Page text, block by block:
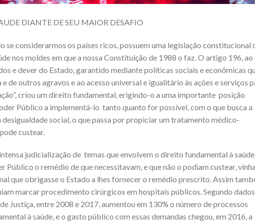
DIANTE DE SEU MAIOR DESAFIO
se considerarmos os países ricos, possuem uma legislação constitucional
nos moldes em que a nossa Constituição de 1988 o faz. O artigo 196, ao
s e dever do Estado, garantido mediante políticas sociais e econômicas
de outros agravos e ao acesso universal e igualitário às ações e serviços
, criou um direito fundamental, erigindo-o a uma importante posição
Público a implementá-lo tanto quanto for possível, com o que busca a
social, o que passa por propiciar um tratamento médico-
custear.
judicialização de temas que envolvem o direito fundamental à
Público o remédio de que necessitavam, e que não o podiam custear,
que obrigasse o Estado a lhes fornecer o remédio prescrito. Assim
marcar procedimento cirúrgicos em hospitais públicos. Segundo dados
Justiça, entre 2008 e 2017, aumentou em 130% o número de processos
à saúde, e o gasto público com essas demandas chegou, em 2016, a